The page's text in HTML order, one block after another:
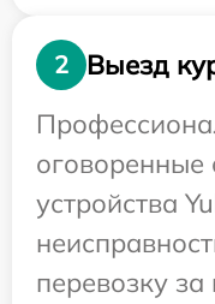
2
Выезд
оговоренные
устройства
перевозку